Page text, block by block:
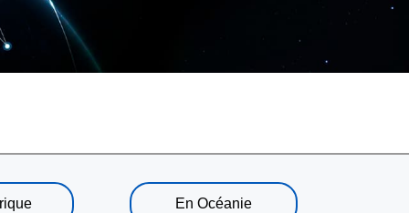
แบบไทยไทย
En Océanie